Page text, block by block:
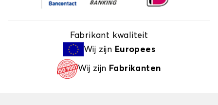
Fabrikant kwaliteit
Wij zijn Europees
Wij zijn Fabrikanten